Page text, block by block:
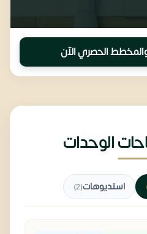
الحصري الآن
الوحدات
استديوهات(2)